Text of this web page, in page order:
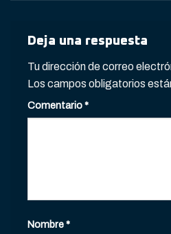
Deja una respuesta
Tu dirección de correo
Los campos obligatorios
Comentario*
Nombre*